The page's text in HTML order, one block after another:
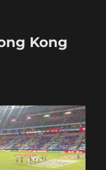
Kong